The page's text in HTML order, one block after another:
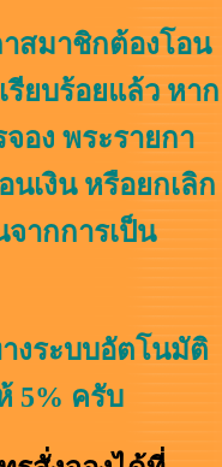
มาชิกต้องโอน
รียบร้อยแล้ว หาก
อง พระรายกา
เงิน หรือยกเลิก
ากการเป็น
ะบบอัตโนมัติ
5% ครับ